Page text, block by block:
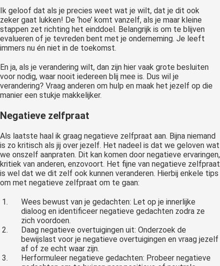
Ik geloof dat als je precies weet wat je wilt, dat je dit ook
zeker gaat lukken! De ‘hoe’ komt vanzelf, als je maar kleine
stappen zet richting het einddoel. Belangrijk is om te blijven
evalueren of je tevreden bent met je onderneming. Je leeft
immers nu én niet in de toekomst.
En ja, als je verandering wilt, dan zijn hier vaak grote besluiten
voor nodig, waar nooit iedereen blij mee is. Dus wil je
verandering? Vraag anderen om hulp en maak het jezelf op die
manier een stukje makkelijker.
Negatieve zelfpraat
Als laatste haal ik graag negatieve zelfpraat aan. Bijna niemand
is zo kritisch als jij over jezelf. Het nadeel is dat we geloven wat
we onszelf aanpraten. Dit kan komen door negatieve ervaringen,
kritiek van anderen, enzovoort. Het fijne van negatieve zelfpraat
is wel dat we dit zelf ook kunnen veranderen. Hierbij enkele tips
om met negatieve zelfpraat om te gaan:
Wees bewust van je gedachten: Let op je innerlijke
dialoog en identificeer negatieve gedachten zodra ze
zich voordoen.
Daag negatieve overtuigingen uit: Onderzoek de
bewijslast voor je negatieve overtuigingen en vraag jezelf
af of ze echt waar zijn.
Herformuleer negatieve gedachten: Probeer negatieve